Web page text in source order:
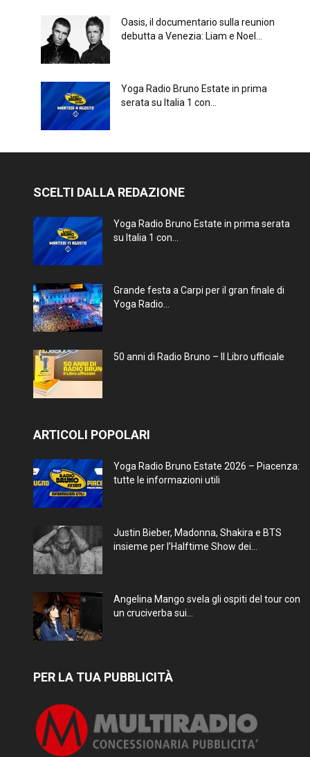
Oasis, il documentario sulla reunion
debutta a Venezia: Liam e Noel...
Yoga Radio Bruno Estate in prima
serata su Italia 1 con...
SCELTI DALLA REDAZIONE
Yoga Radio Bruno Estate in prima serata
su Italia 1 con...
Grande festa a Carpi per il gran finale di
Yoga Radio...
50 anni di Radio Bruno – Il Libro ufficiale
ARTICOLI POPOLARI
Yoga Radio Bruno Estate 2026 – Piacenza:
tutte le informazioni utili
Justin Bieber, Madonna, Shakira e BTS
insieme per l’Halftime Show dei...
Angelina Mango svela gli ospiti del tour con
un cruciverba sui...
PER LA TUA PUBBLICITÀ